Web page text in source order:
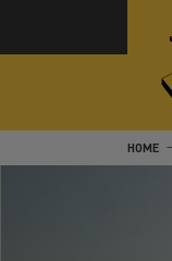
HOME